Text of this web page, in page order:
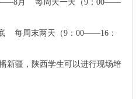
月 每周天一天（9：00——
周末两天（9：00——16：
疆，陕西学生可以进行现场培